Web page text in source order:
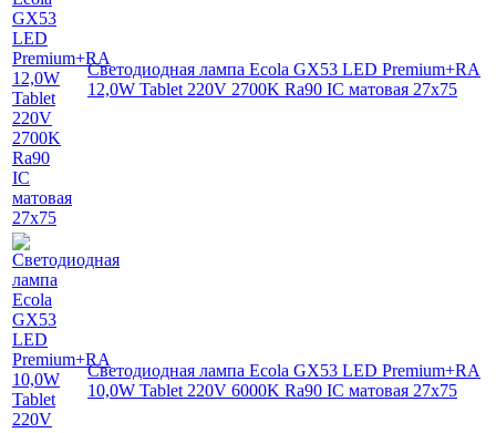
Светодиодная лампа Ecola GX53 LED Premium+RA
12,0W Tablet 220V 2700K Ra90 IC матовая 27x75
Светодиодная лампа Ecola GX53 LED Premium+RA
10,0W Tablet 220V 6000K Ra90 IC матовая 27x75